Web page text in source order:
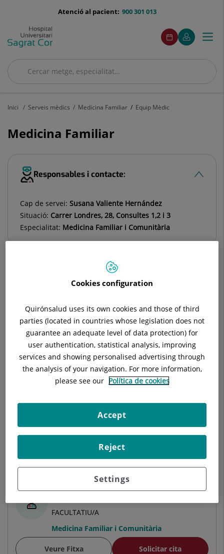
menu-
900 301 013
Atenció al pacient:
Cercar
Cercar
menuAcceso
Demaneu
cita
Aquest
enllaç
s'obrirà
una
El
meu
Aquest
enllaç
s'obrirà
una
finestra
Menú
Inici Serveis mèdics Medicina Familiar Equip Mèdic
Medicina Familiar
Responsables i contacte:
Cap de servei: Susana Valiente Hernández
Situació: Carrer Londres, 28, Consultes 1,2 i 3
Especialitat: Medicina Familiar i Comunitària
Equip Mèdic
Cap de Servei
Susana Valiente Hernández
COORDINADOR/A MÈDIC
Especialistes
FACULTATIU/A
Medicina Familiar i Comunitària
Veure Fitxa Solicitar cita
Cookies configuration
Quirónsalud uses its own cookies and those of third
parties (located in countries whose legislation does not
guarantee an adequate level of data protection) for
user authentication, statistical analysis, improving
services and showing personalised advertising through
the analysis of your navigation. For more information,
please see our Política de cookies
Settings
Reject
Accept